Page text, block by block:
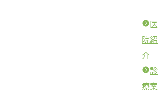
医
院紹
介
診
療案